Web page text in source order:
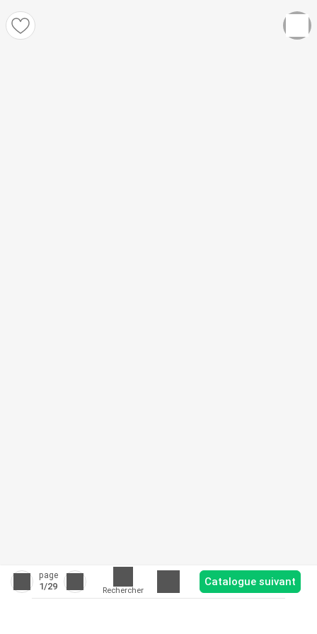
page
1/29 Rechercher
Catalogue suivant